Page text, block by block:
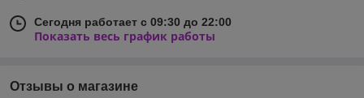
Сегодня работает с 09:30 до 22:00
Показать весь график работы
Отзывы о магазине